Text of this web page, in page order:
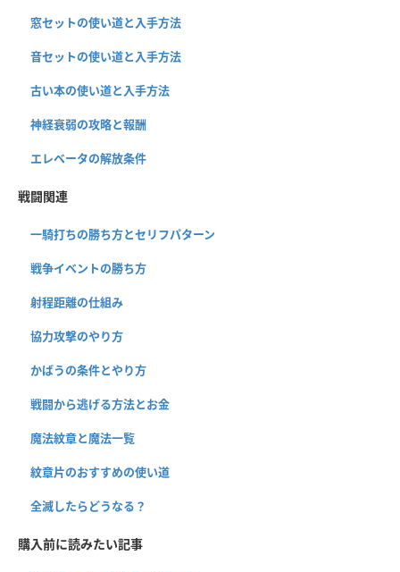
窓セットの使い道と入手方法
音セットの使い道と入手方法
古い本の使い道と入手方法
神経衰弱の攻略と報酬
エレベータの解放条件
戦闘関連
一騎打ちの勝ち方とセリフパターン
戦争イベントの勝ち方
射程距離の仕組み
協力攻撃のやり方
かばうの条件とやり方
戦闘から逃げる方法とお金
魔法紋章と魔法一覧
紋章片のおすすめの使い道
全滅したらどうなる？
購入前に読みたい記事